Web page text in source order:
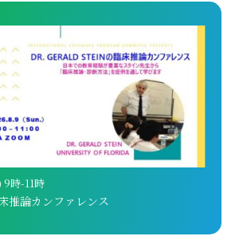
時-11時
推論カンファレンス